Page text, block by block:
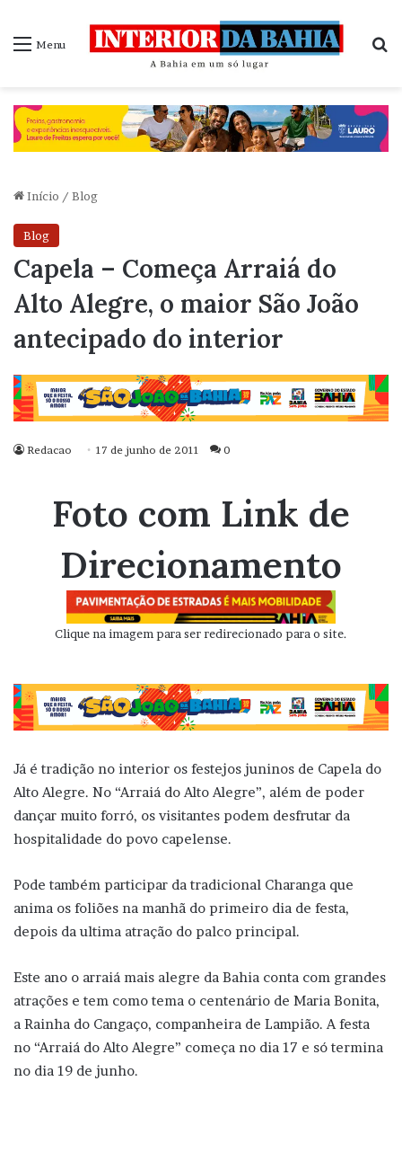
Menu
Início / Blog
Blog
Capela – Começa Arraiá do
Alto Alegre, o maior São João
antecipado do interior
Redacao 17 de junho de 2011 0
Foto com Link de
Direcionamento
Clique na imagem para ser redirecionado para o site.
Já é tradição no interior os festejos juninos de Capela do
Alto Alegre. No “Arraiá do Alto Alegre”, além de poder
dançar muito forró, os visitantes podem desfrutar da
hospitalidade do povo capelense.
Pode também participar da tradicional Charanga que
anima os foliões na manhã do primeiro dia de festa,
depois da ultima atração do palco principal.
Este ano o arraiá mais alegre da Bahia conta com grandes
atrações e tem como tema o centenário de Maria Bonita,
a Rainha do Cangaço, companheira de Lampião. A festa
no “Arraiá do Alto Alegre” começa no dia 17 e só termina
no dia 19 de junho.